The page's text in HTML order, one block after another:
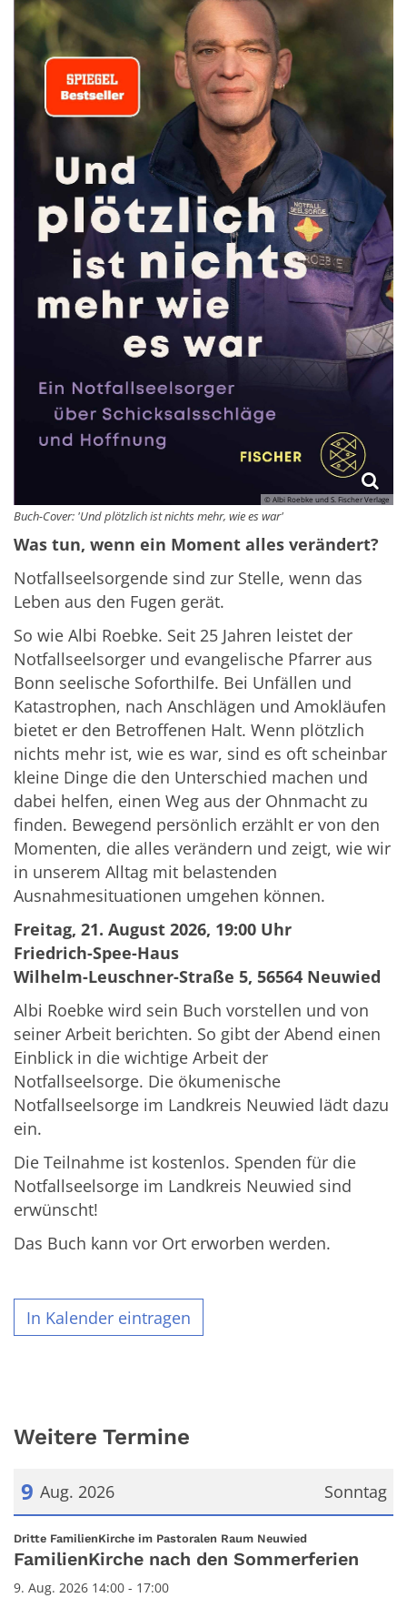
© Albi Roebke und S. Fischer Verlage
Buch-Cover: 'Und plötzlich ist nichts mehr, wie es war'
Was tun, wenn ein Moment alles verändert?
Notfallseelsorgende sind zur Stelle, wenn das
Leben aus den Fugen gerät.
So wie Albi Roebke. Seit 25 Jahren leistet der
Notfallseelsorger und evangelische Pfarrer aus
Bonn seelische Soforthilfe. Bei Unfällen und
Katastrophen, nach Anschlägen und Amokläufen
bietet er den Betroffenen Halt. Wenn plötzlich
nichts mehr ist, wie es war, sind es oft scheinbar
kleine Dinge die den Unterschied machen und
dabei helfen, einen Weg aus der Ohnmacht zu
finden. Bewegend persönlich erzählt er von den
Momenten, die alles verändern und zeigt, wie wir
in unserem Alltag mit belastenden
Ausnahmesituationen umgehen können.
Freitag, 21. August 2026, 19:00 Uhr
Friedrich-Spee-Haus
Wilhelm-Leuschner-Straße 5, 56564 Neuwied
Albi Roebke wird sein Buch vorstellen und von
seiner Arbeit berichten. So gibt der Abend einen
Einblick in die wichtige Arbeit der
Notfallseelsorge. Die ökumenische
Notfallseelsorge im Landkreis Neuwied lädt dazu
ein.
Die Teilnahme ist kostenlos. Spenden für die
Notfallseelsorge im Landkreis Neuwied sind
erwünscht!
Das Buch kann vor Ort erworben werden.
In Kalender eintragen
Weitere Termine
Sonntag
9 Aug. 2026
Datum: 9. August 2026
Dritte FamilienKirche im Pastoralen Raum Neuwied:
FamilienKirche nach den Sommerferien
9. Aug. 2026 14:00 - 17:00